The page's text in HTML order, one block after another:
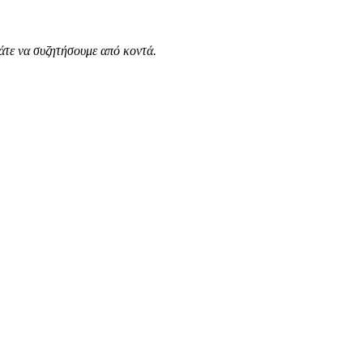
να συζητήσουμε από κοντά.